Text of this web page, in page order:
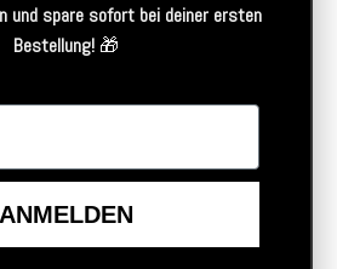
und spare sofort bei deiner ersten
Bestellung!🎁
ANMELDEN